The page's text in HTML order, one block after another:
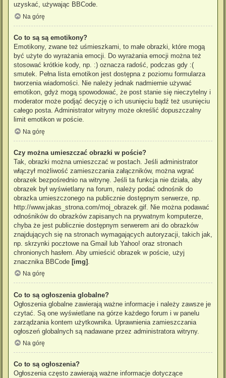
uzyskać, używając BBCode.
Na górę
Co to są są emotikony?
Emotikony, zwane też uśmieszkami, to małe obrazki, które mogą
być użyte do wyrażania emocji. Do wyrażania emocji można też
stosować krótkie kody, np. :) oznacza radość, podczas gdy :(
smutek. Pełna lista emotikon jest dostępna z poziomu formularza
tworzenia wiadomości. Nie należy jednak nadmiernie używać
emotikon, gdyż mogą spowodować, że post stanie się nieczytelny i
moderator może podjąć decyzję o ich usunięciu bądź też usunięciu
całego posta. Administrator witryny może określić dopuszczalny
limit emotikon w poście.
Na górę
Czy można umieszczać obrazki w poście?
Tak, obrazki można umieszczać w postach. Jeśli administrator
włączył możliwość zamieszczania załączników, można wgrać
obrazek bezpośrednio na witrynę. Jeśli ta funkcja nie działa, aby
obrazek był wyświetlany na forum, należy podać odnośnik do
obrazka umieszczonego na publicznie dostępnym serwerze, np.
http://www.jakas_strona.com/moj_obrazek.gif. Nie można podawać
odnośników do obrazków zapisanych na prywatnym komputerze,
chyba że jest publicznie dostępnym serwerem ani do obrazków
znajdujących się na stronach wymagających autoryzacji, takich jak,
np. skrzynki pocztowe na Gmail lub Yahoo! oraz stronach
chronionych hasłem. Aby umieścić obrazek w poście, użyj
znacznika BBCode [img]
Na górę
Co to są ogłoszenia globalne?
Ogłoszenia globalne zawierają ważne informacje i należy zawsze je
czytać. Są one wyświetlane na górze każdego forum i w panelu
zarządzania kontem użytkownika. Uprawnienia zamieszczania
ogłoszeń globalnych są nadawane przez administratora witryny.
Na górę
Co to są ogłoszenia?
Ogłoszenia często zawierają ważne informacje dotyczące